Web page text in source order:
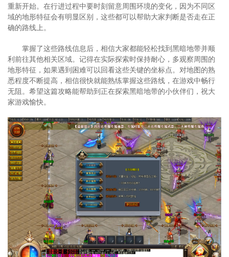
重新开始。在行进过程中要时刻留意周围环境的变化，因为不同区
域的地形特征会有明显区别，这些都可以帮助大家判断是否走在正
确的路线上。
掌握了这些路线信息后，相信大家都能轻松找到黑暗地带并顺
利前往其他相关区域。记得在实际探索时保持耐心，多观察周围的
地形特征，如果遇到困难可以回看这些关键的坐标点。对地图的熟
悉程度不断提高，相信很快就能熟练掌握这些路线，在游戏中畅行
无阻。希望这篇攻略能帮助到正在探索黑暗地带的小伙伴们，祝大
家游戏愉快。